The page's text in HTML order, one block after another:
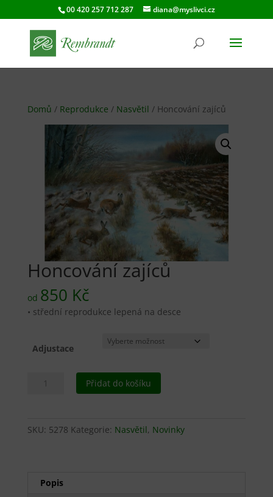
00 420 257 712 287 diana@myslivci.cz
Domů / Reprodukce / Nasvětil / Honcování zajíců
Honcování zajíců
od 850 Kč
• střední reprodukce lepená na desce
Adjustace
Honcování
Přidat do košíku
SKU: 5278 Kategorie: Nasvětil, Novinky
Popis